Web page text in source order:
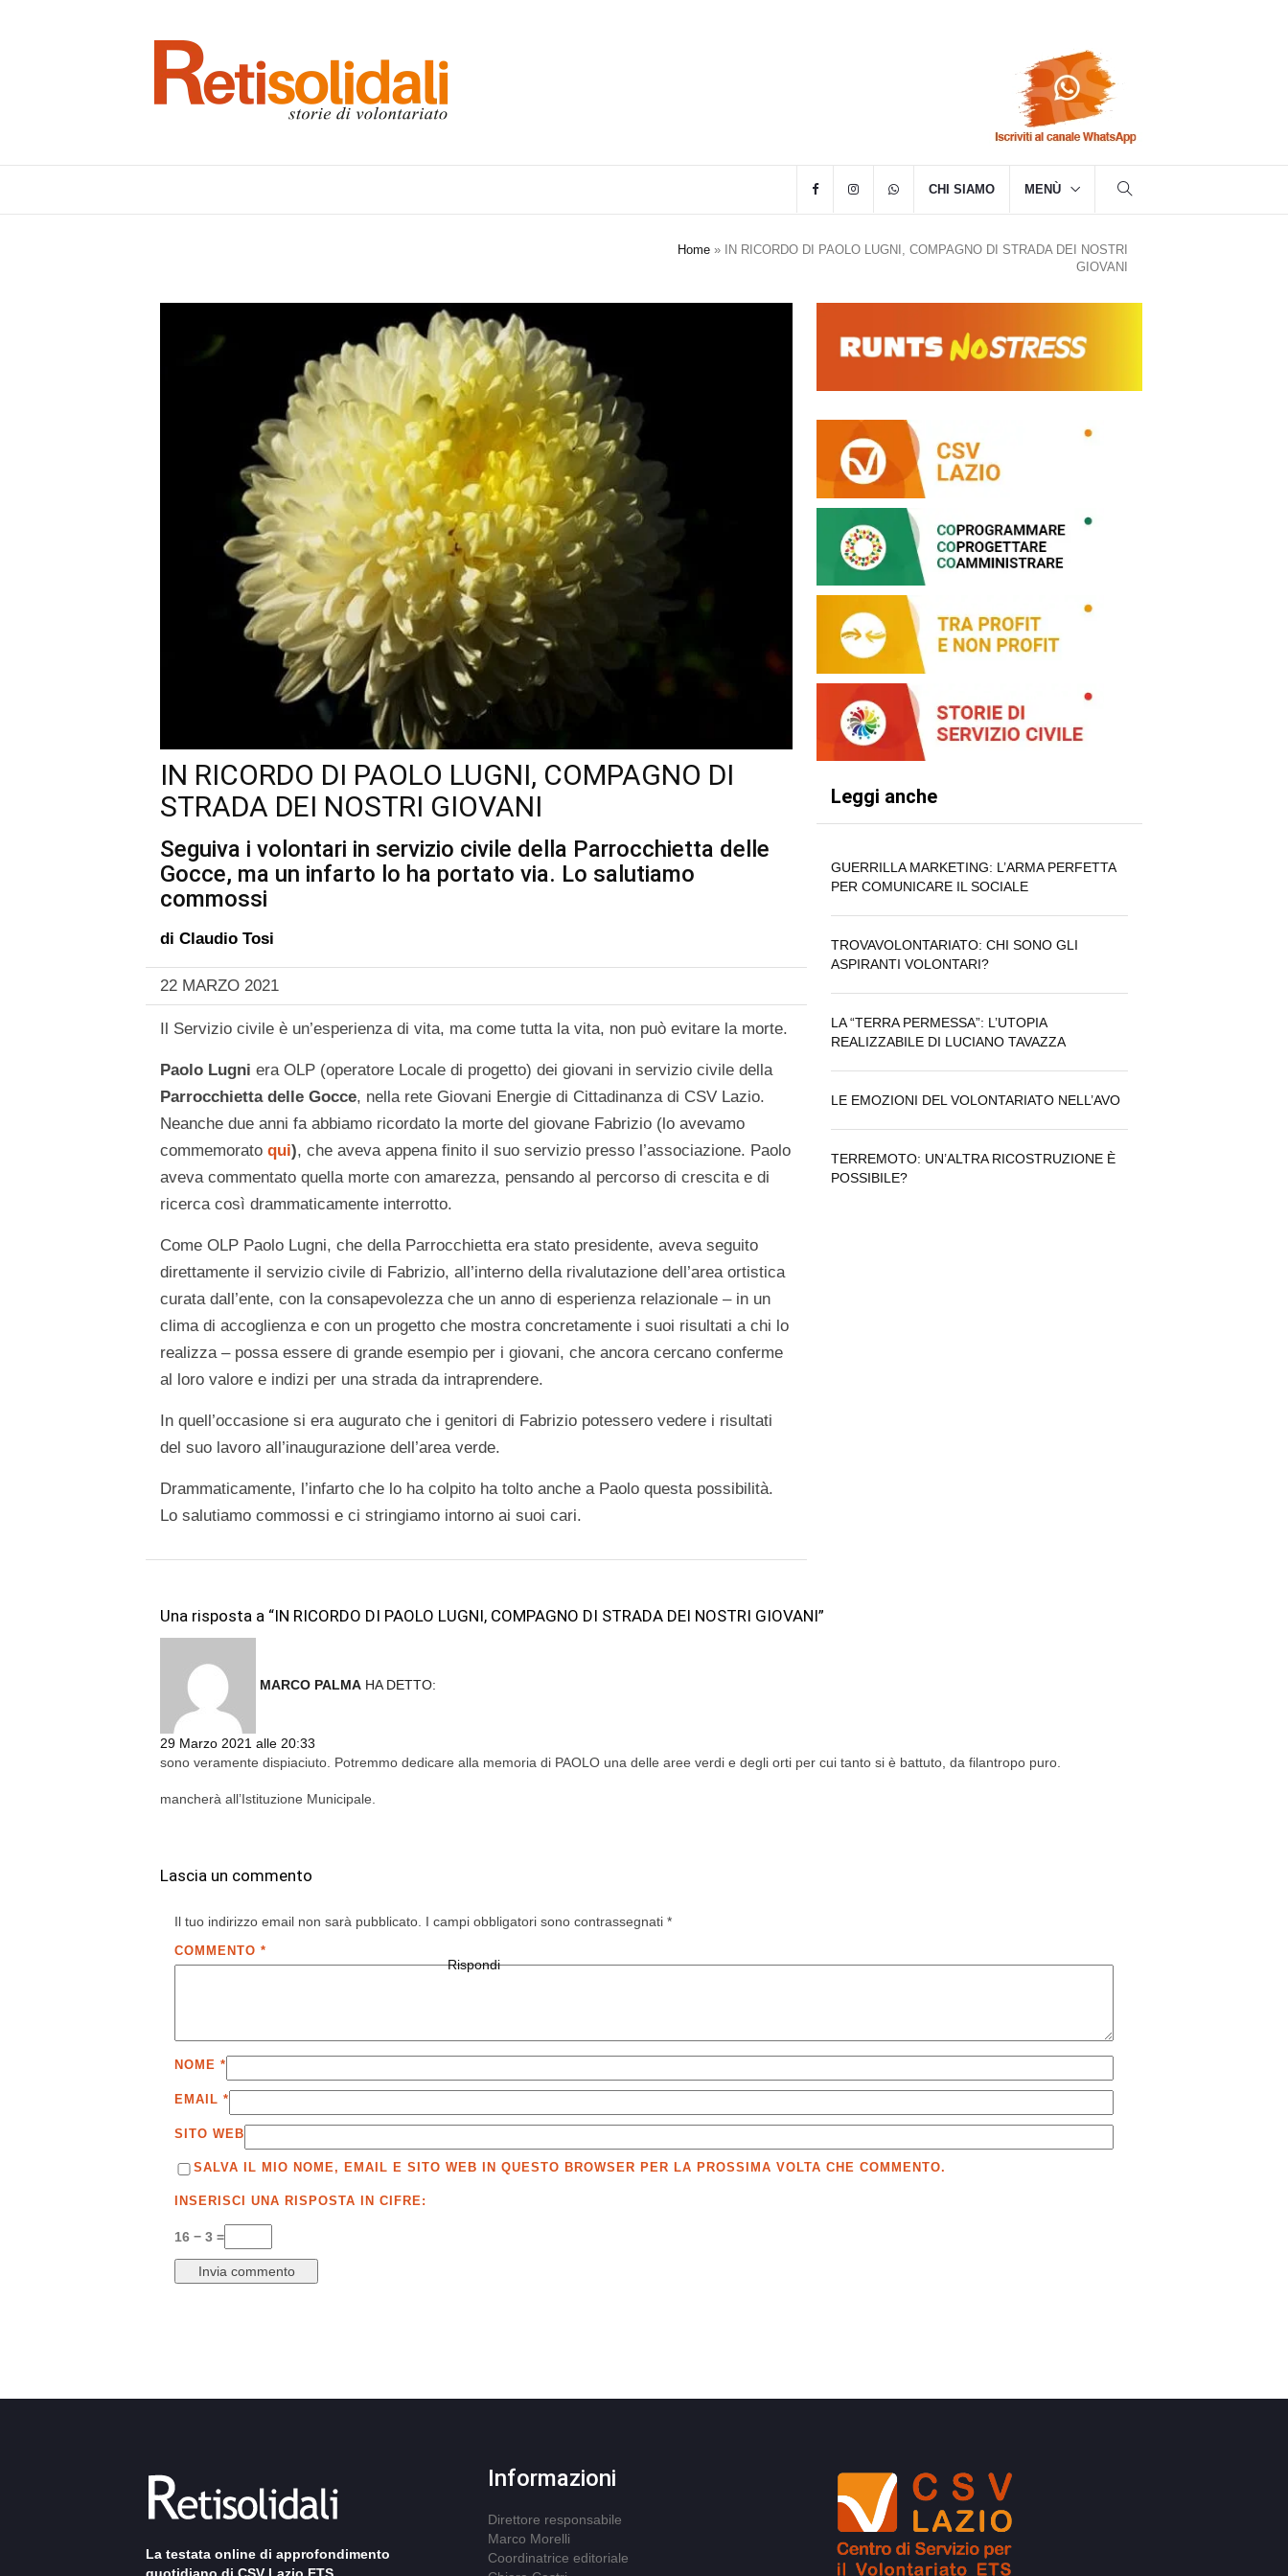
CHI SIAMO MENÙ
Home »
IN RICORDO DI PAOLO LUGNI, COMPAGNO DI STRADA DEI NOSTRI
GIOVANI
IN RICORDO DI PAOLO LUGNI, COMPAGNO DI
STRADA DEI NOSTRI GIOVANI
Seguiva i volontari in servizio civile della Parrocchietta delle
Gocce, ma un infarto lo ha portato via. Lo salutiamo
commossi
di Claudio Tosi
22 MARZO 2021
Il Servizio civile è un’esperienza di vita, ma come tutta la vita, non può evitare la morte.
Paolo Lugni era OLP (operatore Locale di progetto) dei giovani in servizio civile della
Parrocchietta delle Gocce, nella rete Giovani Energie di Cittadinanza di CSV Lazio.
Neanche due anni fa abbiamo ricordato la morte del giovane Fabrizio (lo avevamo
commemorato qui), che aveva appena finito il suo servizio presso l’associazione. Paolo
aveva commentato quella morte con amarezza, pensando al percorso di crescita e di
ricerca così drammaticamente interrotto.
Come OLP Paolo Lugni, che della Parrocchietta era stato presidente, aveva seguito
direttamente il servizio civile di Fabrizio, all’interno della rivalutazione dell’area ortistica
curata dall’ente, con la consapevolezza che un anno di esperienza relazionale – in un
clima di accoglienza e con un progetto che mostra concretamente i suoi risultati a chi lo
realizza – possa essere di grande esempio per i giovani, che ancora cercano conferme
al loro valore e indizi per una strada da intraprendere.
In quell’occasione si era augurato che i genitori di Fabrizio potessero vedere i risultati
del suo lavoro all’inaugurazione dell’area verde.
Drammaticamente, l’infarto che lo ha colpito ha tolto anche a Paolo questa possibilità.
Lo salutiamo commossi e ci stringiamo intorno ai suoi cari.
Leggi anche
GUERRILLA MARKETING: L’ARMA PERFETTA
PER COMUNICARE IL SOCIALE
TROVAVOLONTARIATO: CHI SONO GLI
ASPIRANTI VOLONTARI?
LA “TERRA PERMESSA”: L’UTOPIA
REALIZZABILE DI LUCIANO TAVAZZA
LE EMOZIONI DEL VOLONTARIATO NELL’AVO
TERREMOTO: UN’ALTRA RICOSTRUZIONE È
POSSIBILE?
Una risposta a “IN RICORDO DI PAOLO LUGNI, COMPAGNO DI STRADA DEI NOSTRI GIOVANI”
MARCO PALMA HA DETTO:
29 Marzo 2021 alle 20:33
sono veramente dispiaciuto. Potremmo dedicare alla memoria di PAOLO una delle aree verdi e degli orti per cui tanto si è battuto, da filantropo puro.
mancherà all’Istituzione Municipale.
Rispondi
Lascia un commento
Il tuo indirizzo email non sarà pubblicato. I campi obbligatori sono contrassegnati *
COMMENTO *
NOME *
EMAIL *
SITO WEB
SALVA IL MIO NOME, EMAIL E SITO WEB IN QUESTO BROWSER PER LA PROSSIMA VOLTA CHE COMMENTO.
INSERISCI UNA RISPOSTA IN CIFRE:
16 − 3 =
La testata online di approfondimento
Informazioni
Direttore responsabile
Marco Morelli
Coordinatrice editoriale